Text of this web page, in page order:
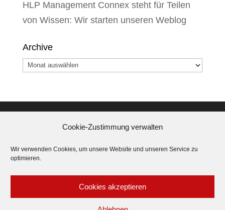
Cookie-Zustimmung verwalten
Wir verwenden Cookies, um unsere Website und unseren Service zu
optimieren.
Cookies akzeptieren
HLP Management Connex steht für Teilen
von Wissen: Wir starten unseren Weblog
Archive
Archive
IMPRESSUM∙
DATENSCHUTZERKLÄRUNG∙AGB ∙
PARTNERBEREICH ∙